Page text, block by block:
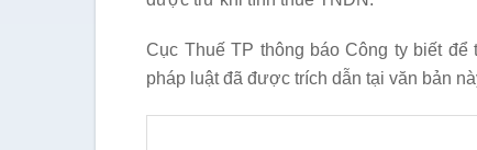
Cục Thuế TP thông báo Công ty biết
pháp luật đã được trích dẫn tại văn bản